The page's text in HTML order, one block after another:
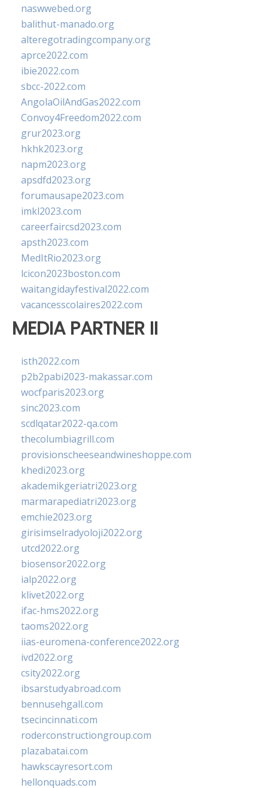
naswwebed.org
balithut-manado.org
alteregotradingcompany.org
aprce2022.com
ibie2022.com
sbcc-2022.com
AngolaOilAndGas2022.com
Convoy4Freedom2022.com
grur2023.org
hkhk2023.org
napm2023.org
apsdfd2023.org
forumausape2023.com
imkl2023.com
careerfaircsd2023.com
apsth2023.com
MedItRio2023.org
lcicon2023boston.com
waitangidayfestival2022.com
vacancesscolaires2022.com
MEDIA PARTNER II
isth2022.com
p2b2pabi2023-makassar.com
wocfparis2023.org
sinc2023.com
scdlqatar2022-qa.com
thecolumbiagrill.com
provisionscheeseandwineshoppe.com
khedi2023.org
akademikgeriatri2023.org
marmarapediatri2023.org
emchie2023.org
girisimselradyoloji2022.org
utcd2022.org
biosensor2022.org
ialp2022.org
klivet2022.org
ifac-hms2022.org
taoms2022.org
iias-euromena-conference2022.org
ivd2022.org
csity2022.org
ibsarstudyabroad.com
bennusehgall.com
tsecincinnati.com
roderconstructiongroup.com
plazabatai.com
hawkscayresort.com
hellonquads.com